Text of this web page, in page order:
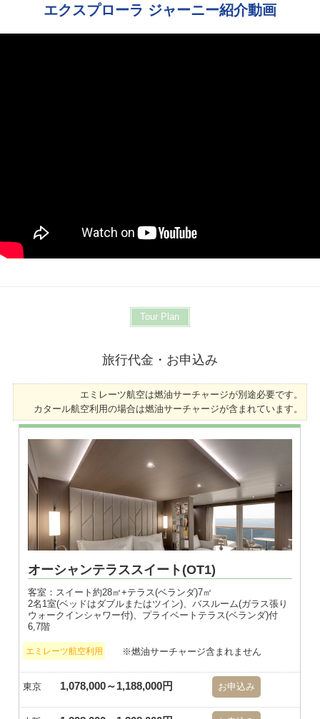
エクスプローラ ジャーニー紹介動画
Tour Plan
旅行代金・お申込み
エミレーツ航空は燃油サーチャージが別途必要です。
カタール航空利用の場合は燃油サーチャージが含まれています。
※画像はダブル
オーシャンテラススイート(OT1)
客室：スイート約28㎡+テラス(ベランダ)7㎡
2名1室(ベッドはダブルまたはツイン)、バスルーム(ガラス張り
ウォークインシャワー付)、プライベートテラス(ベランダ)付
6,7階
エミレーツ航空利用 ※燃油サーチャージ含まれません
東京 1,078,000～1,188,000円 お申込み